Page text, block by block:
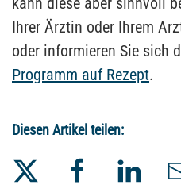
Ihrer Ärztin oder Ihrem
oder informieren Sie sich
Programm auf Rezept.
Diesen Artikel teilen: